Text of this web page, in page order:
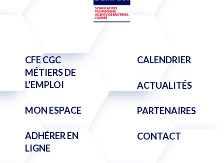
CFE CGC
MÉTIERS DE
L’EMPLOI
MON ESPACE
ADHÉRER EN
LIGNE
CALENDRIER
ACTUALITÉS
PARTENAIRES
CONTACT